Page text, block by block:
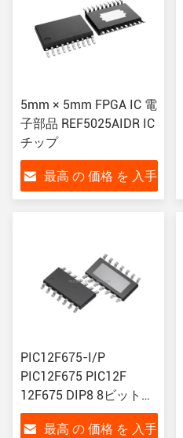
5mm × 5mm FPGA IC 電
子部品 REF5025AIDR IC
チップ
最高 の 価格 を 入手
PIC12F675-I/P
PIC12F675 PIC12F
12F675 DIP8 8ビットフ
ラッシュメモリ マイク
ロコントローラ イーサ
最高 の 価格 を 入手